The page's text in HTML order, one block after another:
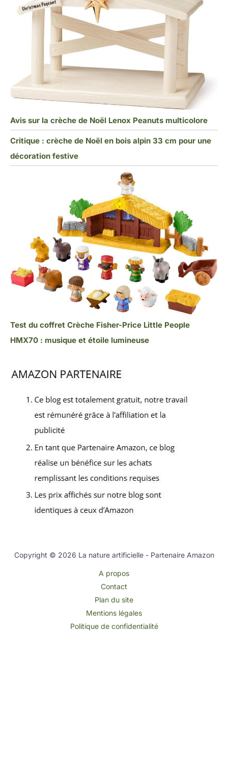
Avis sur la crèche de Noël Lenox Peanuts multicolore
Critique : crèche de Noël en bois alpin 33 cm pour une
décoration festive
Test du coffret Crèche Fisher-Price Little People
HMX70 : musique et étoile lumineuse
Copyright © 2026 La nature artificielle - Partenaire Amazon
A propos
Contact
Plan du site
Mentions légales
Politique de confidentialité